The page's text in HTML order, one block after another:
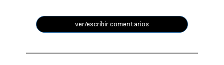
ver/escribir comentarios